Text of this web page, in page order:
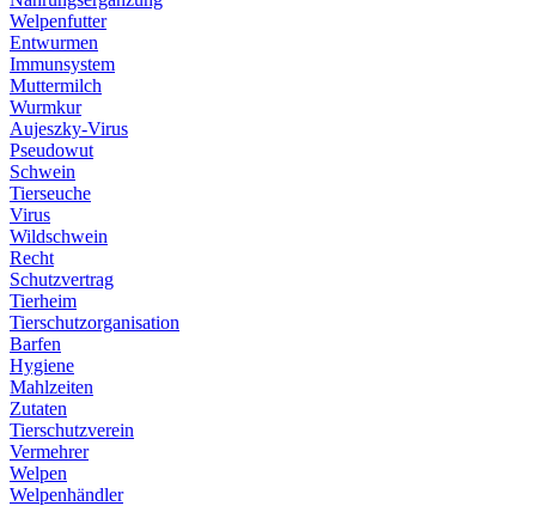
Welpenfutter
Entwurmen
Immunsystem
Muttermilch
Wurmkur
Aujeszky-Virus
Pseudowut
Schwein
Tierseuche
Virus
Wildschwein
Recht
Schutzvertrag
Tierheim
Tierschutzorganisation
Barfen
Hygiene
Mahlzeiten
Zutaten
Tierschutzverein
Vermehrer
Welpen
Welpenhändler